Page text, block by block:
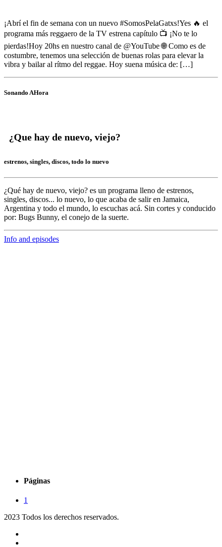
¡Abrí el fin de semana con un nuevo #SomosPelaGatxs!Yes 🔥 el
programa más reggaero de la TV estrena capítulo 📺 ¡No te lo
pierdas!Hoy 20hs en nuestro canal de @YouTube 🌐 Como es de
costumbre, tenemos una selección de buenas rolas para elevar la
vibra y bailar al rítmo del reggae. Hoy suena música de: […]
Sonando AHora
¿Que hay de nuevo, viejo?
estrenos, singles, discos, todo lo nuevo
¿Qué hay de nuevo, viejo? es un programa lleno de estrenos,
singles, discos... lo nuevo, lo que acaba de salir en Jamaica,
Argentina y todo el mundo, lo escuchas acá. Sin cortes y conducido
por: Bugs Bunny, el conejo de la suerte.
Info and episodes
Páginas
1
2023 Todos los derechos reservados.